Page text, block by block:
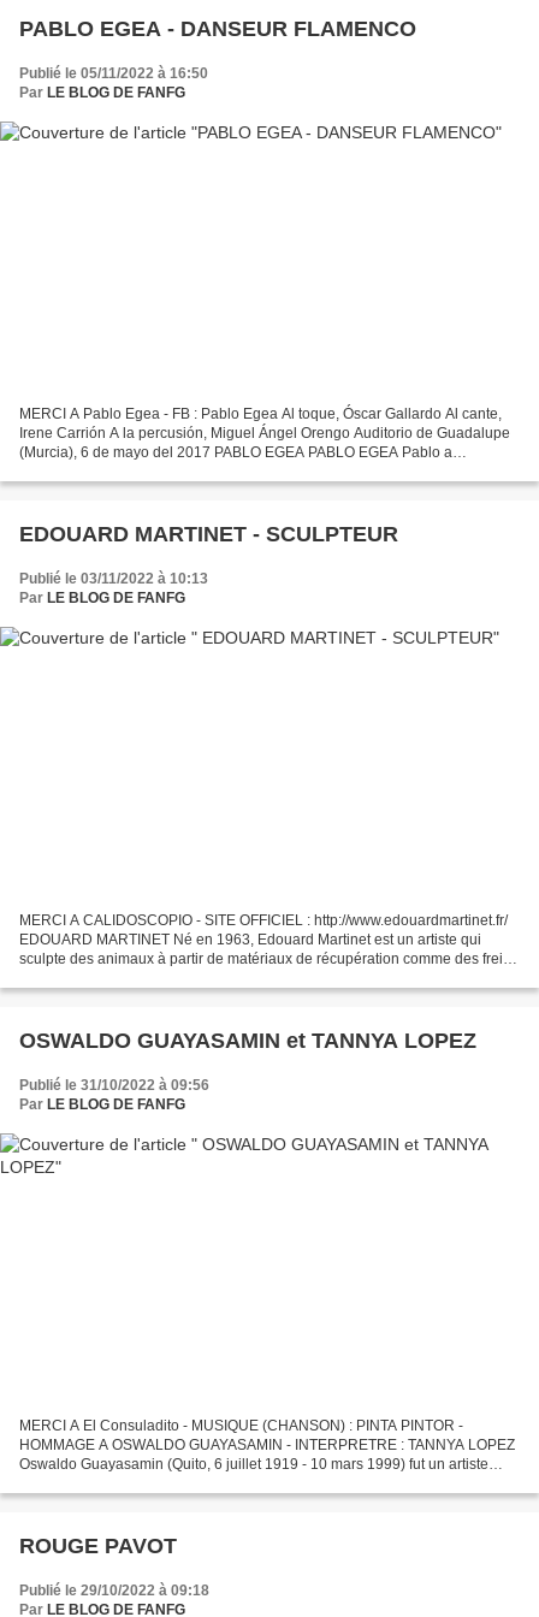
PABLO EGEA - DANSEUR FLAMENCO
Publié le 05/11/2022 à 16:50
Par LE BLOG DE FANFG
MERCI A Pablo Egea - FB : Pablo Egea Al toque, Óscar Gallardo Al cante,
Irene Carrión A la percusión, Miguel Ángel Orengo Auditorio de Guadalupe
(Murcia), 6 de mayo del 2017 PABLO EGEA PABLO EGEA Pablo a
EDOUARD MARTINET - SCULPTEUR
Publié le 03/11/2022 à 10:13
Par LE BLOG DE FANFG
MERCI A CALIDOSCOPIO - SITE OFFICIEL : http://www.edouardmartinet.fr/
EDOUARD MARTINET Né en 1963, Edouard Martinet est un artiste qui
sculpte des animaux à partir de matériaux de récupération comme des freins
OSWALDO GUAYASAMIN et TANNYA LOPEZ
Publié le 31/10/2022 à 09:56
Par LE BLOG DE FANFG
MERCI A El Consuladito - MUSIQUE (CHANSON) : PINTA PINTOR -
HOMMAGE A OSWALDO GUAYASAMIN - INTERPRETRE : TANNYA LOPEZ
Oswaldo Guayasamin (Quito, 6 juillet 1919 - 10 mars 1999) fut un artiste
ROUGE PAVOT
Publié le 29/10/2022 à 09:18
Par LE BLOG DE FANFG